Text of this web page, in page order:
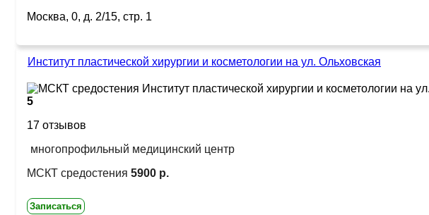
Москва, 0, д. 2/15, стр. 1
Институт пластической хирургии и косметологии на ул. Ольховская
5
17 отзывов
многопрофильный медицинский центр
МСКТ средостения 5900 р.
Записаться